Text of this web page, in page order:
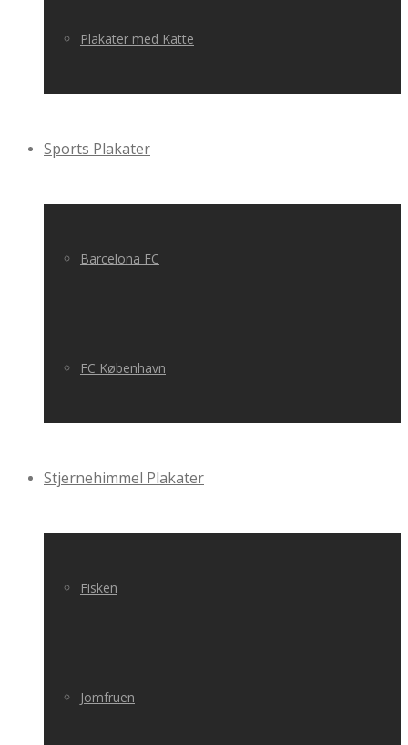
Plakater med Katte
Sports Plakater
Barcelona FC
FC København
Stjernehimmel Plakater
Fisken
Jomfruen